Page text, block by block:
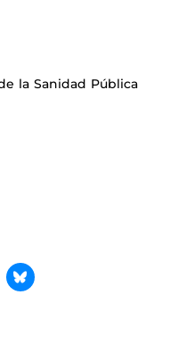
la Sanidad Pública